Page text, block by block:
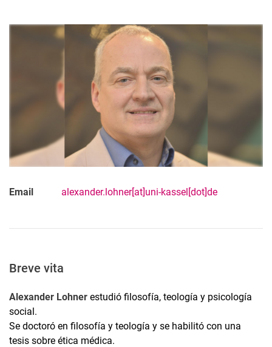
Email alexander.lohner[at]uni-kassel[dot]de
Breve vita
Alexander Lohner estudió filosofía, teología y psicología
social.
Se doctoró en filosofía y teología y se habilitó con una
tesis sobre ética médica.